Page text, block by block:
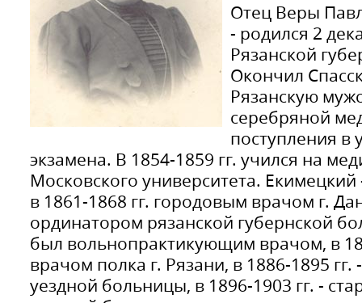
Отец Веры
- родился 2
Рязанской
Окончил
Рязанскую
серебряной
поступления в
экзамена. В 1854-1859 гг. учился на
Московского университета.
в 1861-1868 гг. городовым врачом г.
ординатором рязанской губернской
был вольнопрактикующим врачом, в
врачом полка г. Рязани, в 1886-1895
уездной больницы, в 1896-1903 гг. -